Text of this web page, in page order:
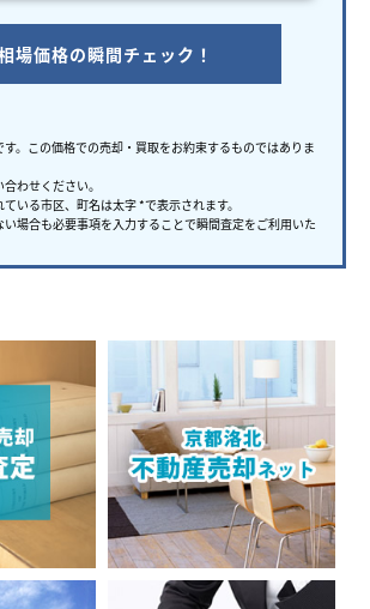
場価格の瞬間チェック！
。この価格での売却・買取をお約束するものではありま
わせください。
いる市区、町名は太字 *で表示されます。
場合も必要事項を入力することで瞬間査定をご利用いた